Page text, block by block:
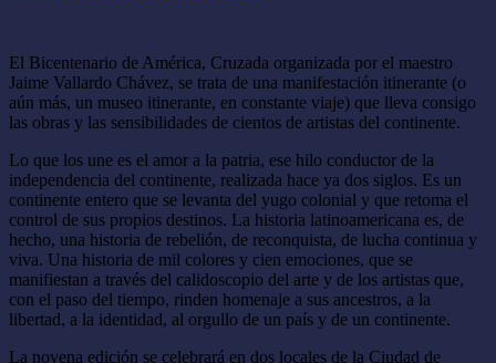
El Bicentenario de América, Cruzada organizada por el maestro
Jaime Vallardo Chávez, se trata de una manifestación itinerante (o
aún más, un museo itinerante, en constante viaje) que lleva consigo
las obras y las sensibilidades de cientos de artistas del continente.
Lo que los une es el amor a la patria, ese hilo conductor de la
independencia del continente, realizada hace ya dos siglos. Es un
continente entero que se levanta del yugo colonial y que retoma el
control de sus propios destinos. La historia latinoamericana es, de
hecho, una historia de rebelión, de reconquista, de lucha continua y
viva. Una historia de mil colores y cien emociones, que se
manifiestan a través del calidoscopio del arte y de los artistas que,
con el paso del tiempo, rinden homenaje a sus ancestros, a la
libertad, a la identidad, al orgullo de un país y de un continente.
La novena edición se celebrará en dos locales de la Ciudad de